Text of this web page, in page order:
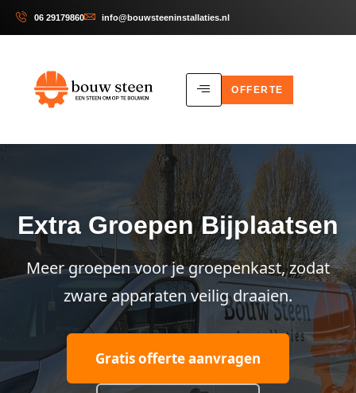
06 29179860 info@bouwsteeninstallaties.nl
OFFERTE
Extra Groepen Bijplaatsen
Meer groepen voor je groepenkast, zodat
zware apparaten veilig draaien.
Gratis offerte aanvragen